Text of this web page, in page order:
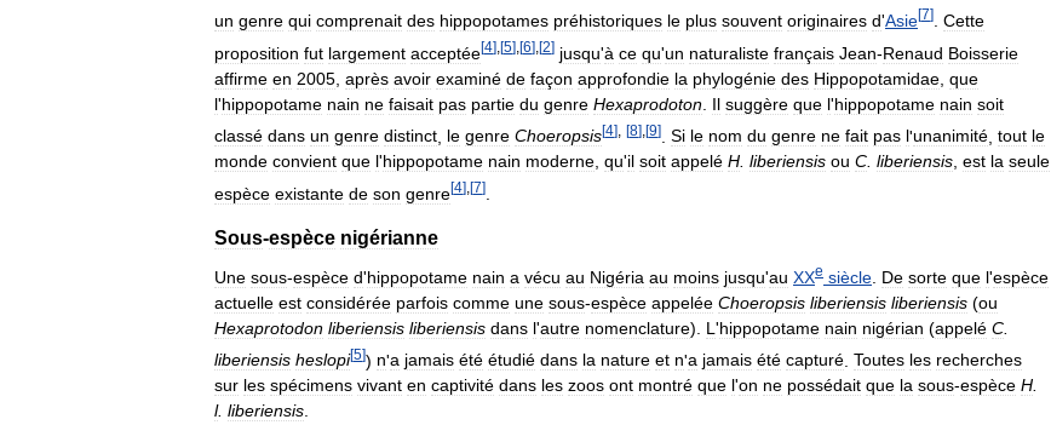
un genre qui comprenait des hippopotames préhistoriques le plus souvent originaires d'Asie[7]
Cette
proposition fut largement acceptée[4] [5] [6] [2] jusqu'à ce qu'un naturaliste français Jean-Renaud Boisserie
affirme en 2005 après avoir examiné de façon approfondie la phylogénie des Hippopotamidae que
l'hippopotame nain ne faisait pas partie du genre Hexaprodoton Il suggère que l'hippopotame nain soit
classé dans un genre distinct le genre Choeropsis[4] [8] [9] Si le nom du genre ne fait pas l'unanimité tout le
monde convient que l'hippopotame nain moderne, qu'il soit appelé H. liberiensis ou C. liberiensis, est la seule
espèce existante de son genre[4] [7]
Sous-espèce nigérianne
Une sous-espèce d'hippopotame nain a vécu au Nigéria au moins jusqu'au XXe siècle De sorte que l'espèce
actuelle est considérée parfois comme une sous-espèce appelée Choeropsis liberiensis liberiensis (ou
Hexaprotodon liberiensis liberiensis dans l'autre nomenclature). L 'hippopotame nain nigérian (appelé C
liberiensis heslopi[5]) n'a jamais été étudié dans la nature et n'a jamais été capturé Toutes les recherches
sur les spécimens vivant en captivité dans les zoos ont montré que l'on ne possédait que la sous-espèce H.
l. liberiensis.